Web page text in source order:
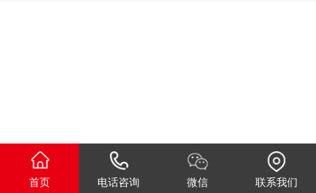
首页 电话咨询 微信 联系我们